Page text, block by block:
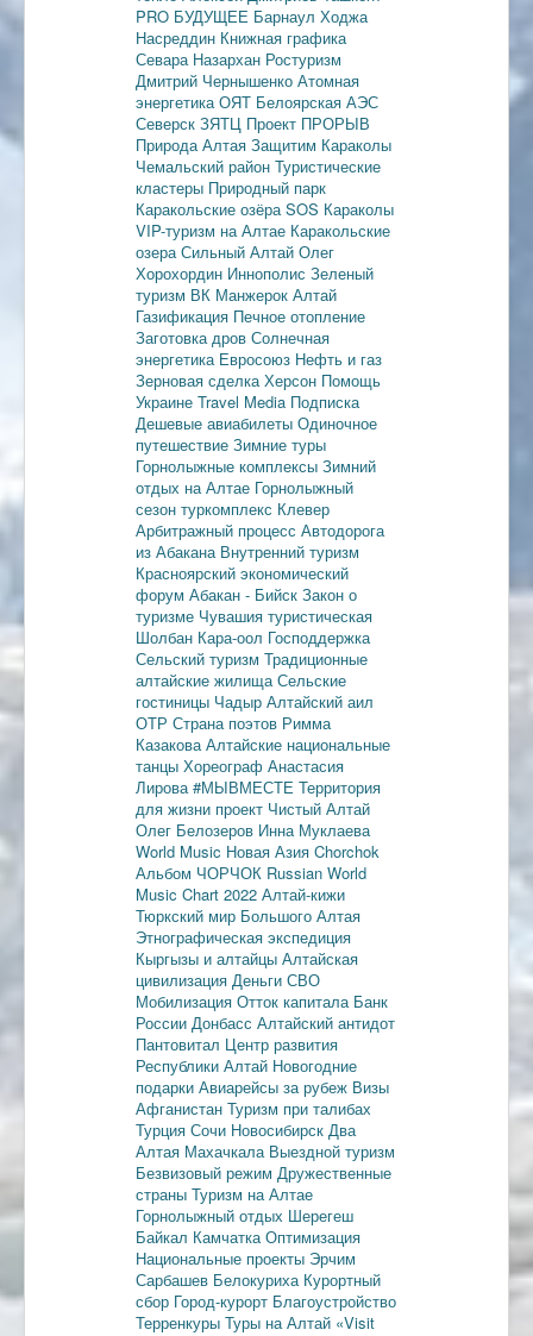
PRO БУДУЩЕЕ Барнаул Ходжа
Насреддин Книжная графика
Севара Назархан Ростуризм
Дмитрий Чернышенко Атомная
энергетика ОЯТ Белоярская АЭС
Северск ЗЯТЦ Проект ПРОРЫВ
Природа Алтая Защитим Караколы
Чемальский район Туристические
кластеры Природный парк
Каракольские озёра SOS Караколы
VIP-туризм на Алтае Каракольские
озера Сильный Алтай Олег
Хорохордин Иннополис Зеленый
туризм ВК Манжерок Алтай
Газификация Печное отопление
Заготовка дров Солнечная
энергетика Евросоюз Нефть и газ
Зерновая сделка Херсон Помощь
Украине Travel Media Подписка
Дешевые авиабилеты Одиночное
путешествие Зимние туры
Горнолыжные комплексы Зимний
отдых на Алтае Горнолыжный
сезон туркомплекс Клевер
Арбитражный процесс Автодорога
из Абакана Внутренний туризм
Красноярский экономический
форум Абакан - Бийск Закон о
туризме Чувашия туристическая
Шолбан Кара-оол Господдержка
Сельский туризм Традиционные
алтайские жилища Сельские
гостиницы Чадыр Алтайский аил
ОТР Страна поэтов Римма
Казакова Алтайские национальные
танцы Хореограф Анастасия
Лирова #МЫВМЕСТЕ Территория
для жизни проект Чистый Алтай
Олег Белозеров Инна Муклаева
World Music Новая Азия Chorchok
Альбом ЧОРЧОК Russian World
Music Chart 2022 Алтай-кижи
Тюркский мир Большого Алтая
Этнографическая экспедиция
Кыргызы и алтайцы Алтайская
цивилизация Деньги СВО
Мобилизация Отток капитала Банк
России Донбасс Алтайский антидот
Пантовитал Центр развития
Республики Алтай Новогодние
подарки Авиарейсы за рубеж Визы
Афганистан Туризм при талибах
Турция Сочи Новосибирск Два
Алтая Махачкала Выездной туризм
Безвизовый режим Дружественные
страны Туризм на Алтае
Горнолыжный отдых Шерегеш
Байкал Камчатка Оптимизация
Национальные проекты Эрчим
Сарбашев Белокуриха Курортный
сбор Город-курорт Благоустройство
Терренкуры Туры на Алтай «Visit